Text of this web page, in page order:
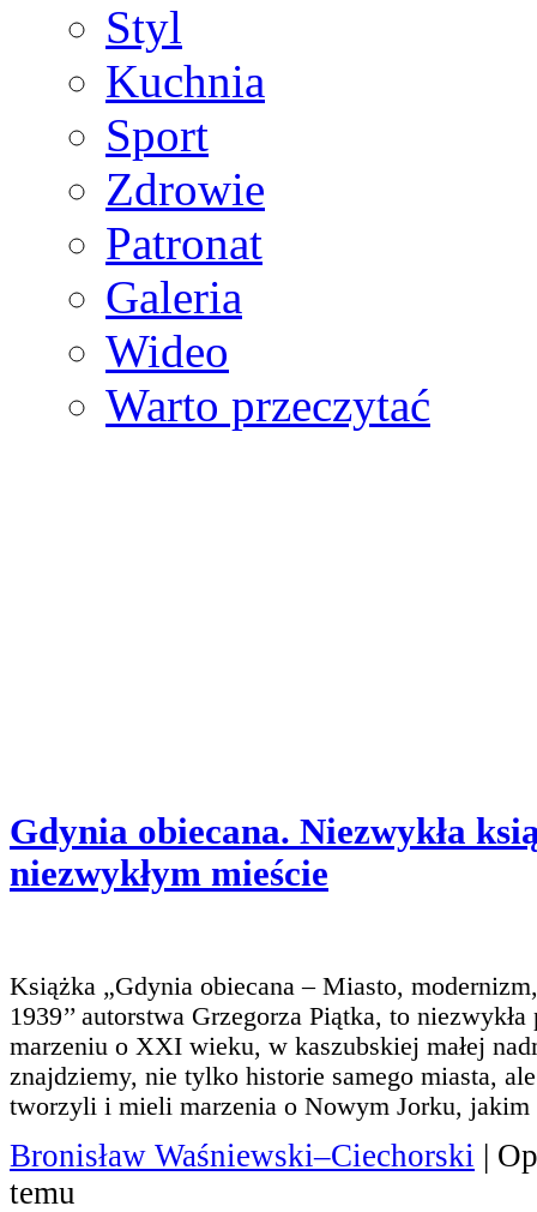
Styl
Kuchnia
Sport
Zdrowie
Patronat
Galeria
Wideo
Warto przeczytać
Gdynia obiecana. Niezwykła
niezwykłym mieście
Książka „Gdynia obiecana – Miasto,
1939’’ autorstwa Grzegorza Piątka, to
marzeniu o XXI wieku, w kaszubskiej małej
znajdziemy, nie tylko historie samego miasta,
tworzyli i mieli marzenia o Nowym Jorku, jakim
Bronisław Waśniewski–Ciechorski |
temu